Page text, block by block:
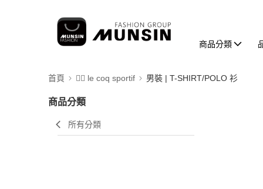
商品分類
首頁 🚴‍♂️ le coq sportif 男裝 | T-SHIRT/POLO 衫
商品分類
所有分類